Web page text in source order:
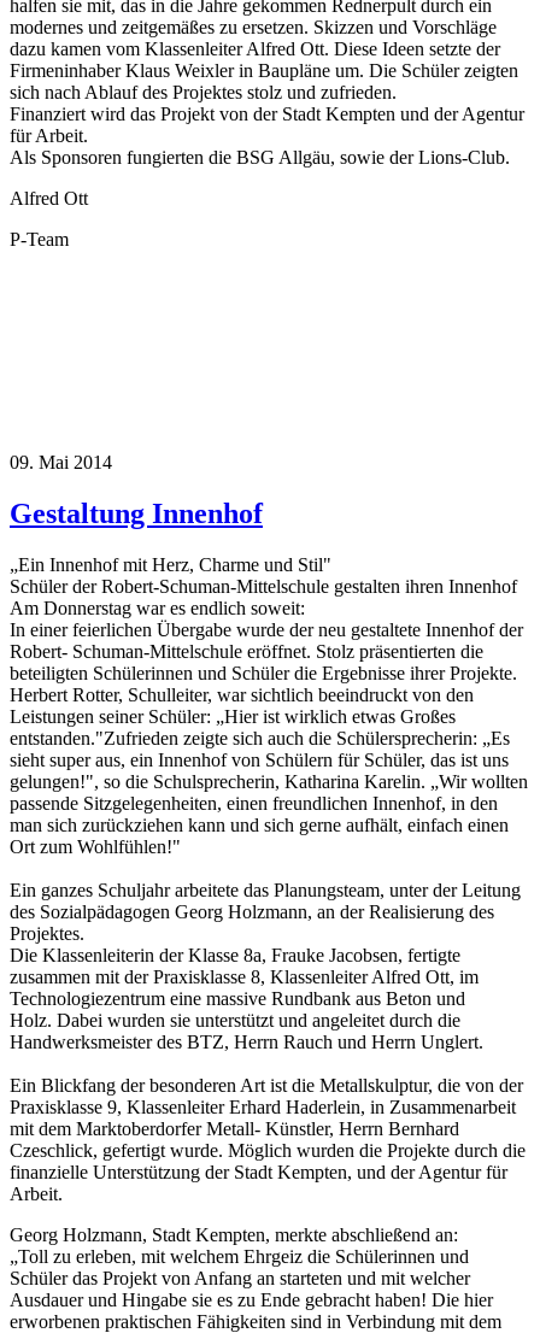
halfen sie mit, das in die Jahre gekommen Rednerpult durch ein
modernes und zeitgemäßes zu ersetzen. Skizzen und Vorschläge
dazu kamen vom Klassenleiter Alfred Ott. Diese Ideen setzte der
Firmeninhaber Klaus Weixler in Baupläne um. Die Schüler zeigten
sich nach Ablauf des Projektes stolz und zufrieden.
Finanziert wird das Projekt von der Stadt Kempten und der Agentur
für Arbeit.
Als Sponsoren fungierten die BSG Allgäu, sowie der Lions-Club.
Alfred Ott
P-Team
09. Mai 2014
Gestaltung Innenhof
„Ein Innenhof mit Herz, Charme und Stil"
Schüler der Robert-Schuman-Mittelschule gestalten ihren Innenhof
Am Donnerstag war es endlich soweit:
In einer feierlichen Übergabe wurde der neu gestaltete Innenhof der
Robert- Schuman-Mittelschule eröffnet. Stolz präsentierten die
beteiligten Schülerinnen und Schüler die Ergebnisse ihrer Projekte.
Herbert Rotter, Schulleiter, war sichtlich beeindruckt von den
Leistungen seiner Schüler: „Hier ist wirklich etwas Großes
entstanden."Zufrieden zeigte sich auch die Schülersprecherin: „Es
sieht super aus, ein Innenhof von Schülern für Schüler, das ist uns
gelungen!", so die Schulsprecherin, Katharina Karelin. „Wir wollten
passende Sitzgelegenheiten, einen freundlichen Innenhof, in den
man sich zurückziehen kann und sich gerne aufhält, einfach einen
Ort zum Wohlfühlen!"
Ein ganzes Schuljahr arbeitete das Planungsteam, unter der Leitung
des Sozialpädagogen Georg Holzmann, an der Realisierung des
Projektes.
Die Klassenleiterin der Klasse 8a, Frauke Jacobsen, fertigte
zusammen mit der Praxisklasse 8, Klassenleiter Alfred Ott, im
Technologiezentrum eine massive Rundbank aus Beton und
Holz. Dabei wurden sie unterstützt und angeleitet durch die
Handwerksmeister des BTZ, Herrn Rauch und Herrn Unglert.
Ein Blickfang der besonderen Art ist die Metallskulptur, die von der
Praxisklasse 9, Klassenleiter Erhard Haderlein, in Zusammenarbeit
mit dem Marktoberdorfer Metall- Künstler, Herrn Bernhard
Czeschlick, gefertigt wurde. Möglich wurden die Projekte durch die
finanzielle Unterstützung der Stadt Kempten, und der Agentur für
Arbeit.
Georg Holzmann, Stadt Kempten, merkte abschließend an:
„Toll zu erleben, mit welchem Ehrgeiz die Schülerinnen und
Schüler das Projekt von Anfang an starteten und mit welcher
Ausdauer und Hingabe sie es zu Ende gebracht haben! Die hier
erworbenen praktischen Fähigkeiten sind in Verbindung mit dem